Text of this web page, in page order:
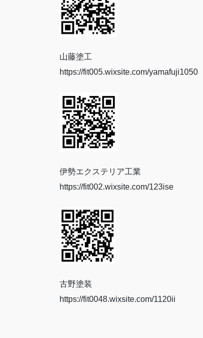
山藤塗工
https://fit005.wixsite.com/yamafuji1050
伊勢エクステリア工業
https://fit002.wixsite.com/123ise
古野塗装
https://fit0048.wixsite.com/1120ii